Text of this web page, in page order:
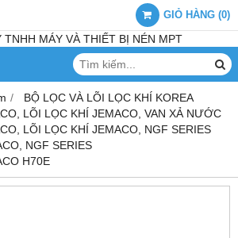
GIỎ HÀNG (0)
BỘ LỌC VÀ LÕI LỌC KHÍ KOREA
LÕI LỌC KHÍ JEMACO, VAN XẢ NƯỚC
LÕI LỌC KHÍ JEMACO, NGF SERIES
NGF SERIES
H70E